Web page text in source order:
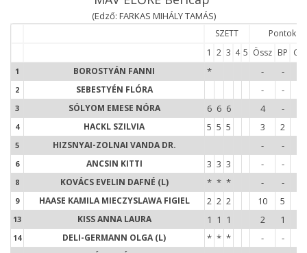
(Edző: FARKAS MIHÁLY TAMÁS)
SZETT
Pontok
1 2 3 4 5 Össz BP
1 BOROSTYÁN FANNI * - -
2 SEBESTYÉN FLÓRA - -
3 SÓLYOM EMESE NÓRA 6 6 6 4 -
4 HACKL SZILVIA 5 5 5 3 2
5 HIZSNYAI-ZOLNAI VANDA DR. - -
6 ANCSIN KITTI 3 3 3 - -
8 KOVÁCS EVELIN DAFNÉ (L) * * * - -
9 HAASE KAMILA MIECZYSLAWA FIGIEL 2 2 2 10 5
13 KISS ANNA LAURA 1 1 1 2 1
14 DELI-GERMANN OLGA (L) * * * - -